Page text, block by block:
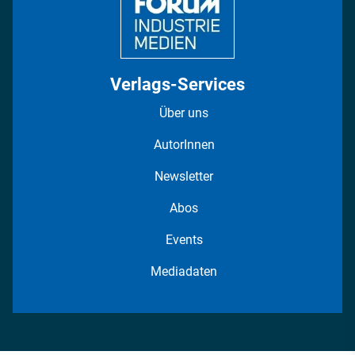
Verlags-Services
Über uns
AutorInnen
Newsletter
Abos
Events
Mediadaten